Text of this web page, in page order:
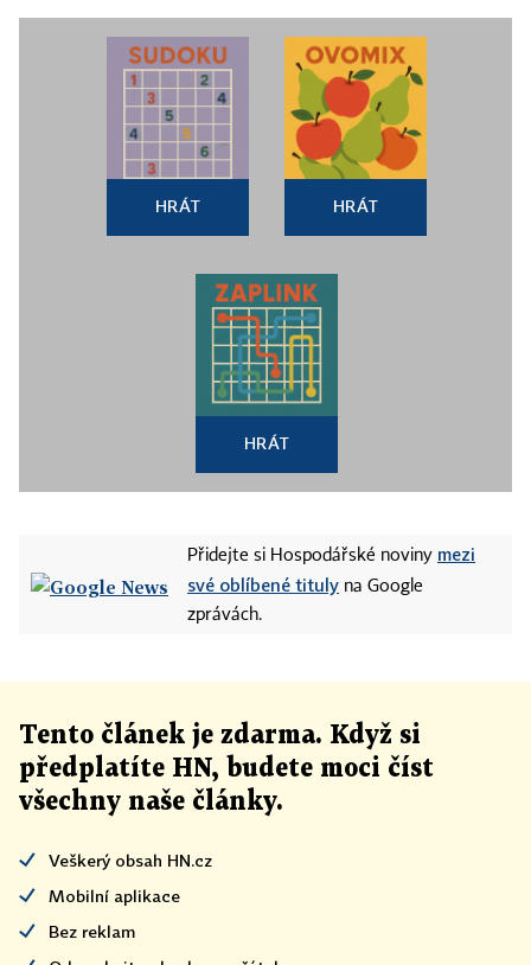
HRÁT HRÁT
HRÁT
Přidejte si Hospodářské noviny mezi
své oblíbené tituly na Google
zprávách.
Tento článek je zdarma. Když si
předplatíte HN, budete moci číst
všechny naše články.
Veškerý obsah HN.cz
Mobilní aplikace
Bez reklam